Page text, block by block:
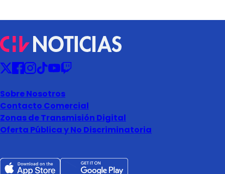
Sobre Nosotros
Contacto Comercial
Zonas de Transmisión Digital
Oferta Pública y No Discriminatoria